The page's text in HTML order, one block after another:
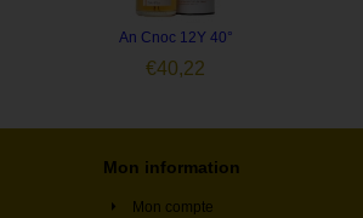
An Cnoc 12Y 40°
€40,22
Mon information
Mon compte